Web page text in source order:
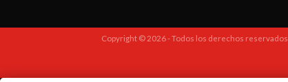
Copyright © 2026 - Todos los derechos reservados